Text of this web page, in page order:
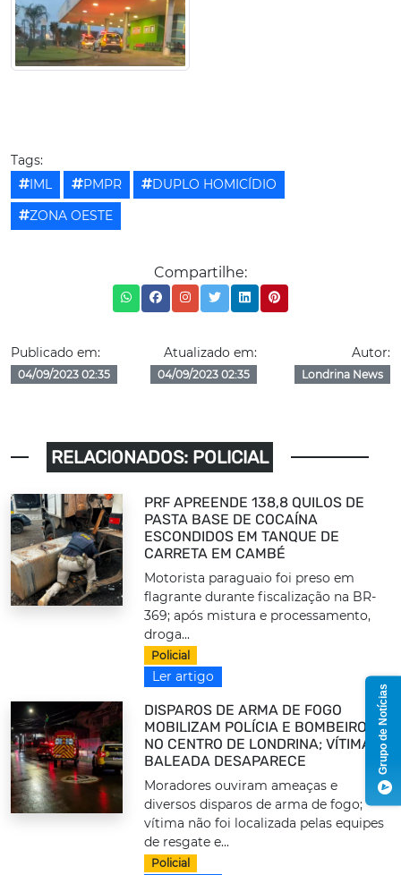
Tags:
IML
PMPR
DUPLO HOMICÍDIO
ZONA OESTE
Compartilhe:
Publicado em:
04/09/2023 02:35
Atualizado em:
04/09/2023 02:35
Autor:
Londrina News
RELACIONADOS: POLICIAL
PRF APREENDE 138,8 QUILOS DE
PASTA BASE DE COCAÍNA
ESCONDIDOS EM TANQUE DE
CARRETA EM CAMBÉ
Motorista paraguaio foi preso em
flagrante durante fiscalização na BR-
369; após mistura e processamento,
droga...
Policial
Ler artigo
DISPAROS DE ARMA DE FOGO
MOBILIZAM POLÍCIA E BOMBEIROS
NO CENTRO DE LONDRINA; VÍTIMA
BALEADA DESAPARECE
Moradores ouviram ameaças e
diversos disparos de arma de fogo;
vítima não foi localizada pelas equipes
de resgate e...
Policial
Grupo de Notícias